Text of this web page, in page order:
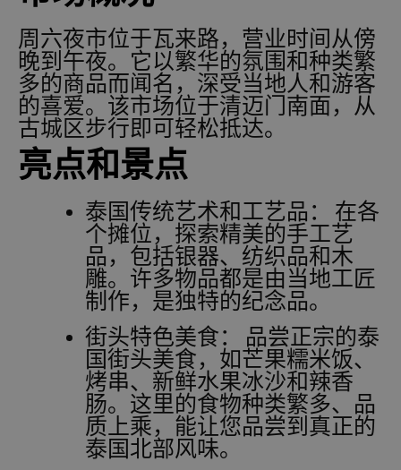
周六夜市位于瓦来路，营业时间从傍
晚到午夜。它以繁华的氛围和种类繁
多的商品而闻名，深受当地人和游客
的喜爱。该市场位于清迈门南面，从
古城区步行即可轻松抵达。
亮点和景点
泰国传统艺术和工艺品：
在各
个摊位，探索精美的手工艺
品，包括银器、纺织品和木
雕。许多物品都是由当地工匠
制作，是独特的纪念品。
街头特色美食：
品尝正宗的泰
国街头美食，如芒果糯米饭、
烤串、新鲜水果冰沙和辣香
肠。这里的食物种类繁多、品
质上乘，能让您品尝到真正的
泰国北部风味。